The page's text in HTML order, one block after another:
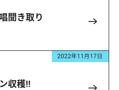
聞き取り
2022年11月17日
収穫!!